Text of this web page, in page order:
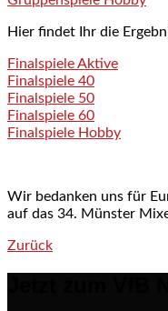
Hier findet Ihr die
Finalspiele Aktive
Finalspiele 40
Finalspiele 50
Finalspiele 60
Finalspiele Hobby
Wir bedanken uns für
auf das 34. Münster
Post navigation
Zurück